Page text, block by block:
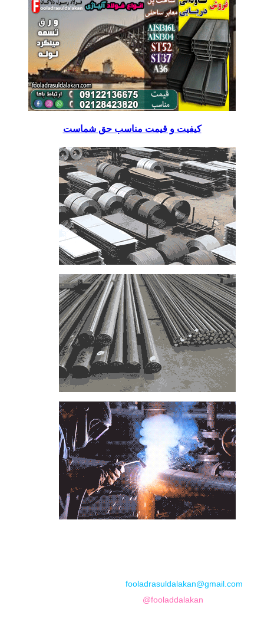
کیفیت و قیمت مناسب حق شماست
fooladrasuldalakan@gmail.com
@fooladdalakan